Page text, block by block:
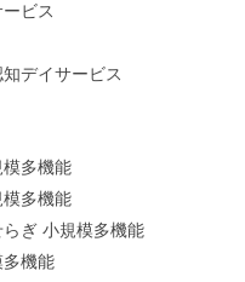
ビス
デイサービス
多機能
多機能
ぎ 小規模多機能
機能